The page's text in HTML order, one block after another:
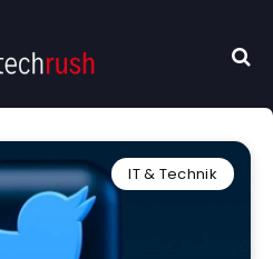
IT & Technik